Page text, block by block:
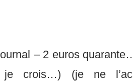
– 2 euros
crois…) (je ne